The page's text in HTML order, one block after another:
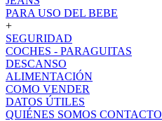
PARA USO DEL BEBE
+
SEGURIDAD
COCHES - PARAGUITAS
DESCANSO
ALIMENTACIÓN
COMO VENDER
DATOS ÚTILES
QUIÉNES SOMOS CONTACTO